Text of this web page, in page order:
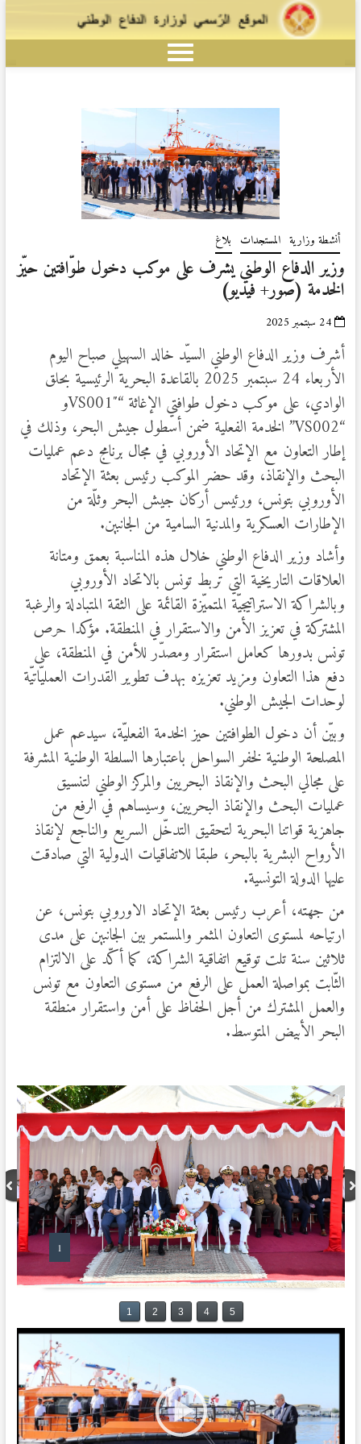
أنشطة وزارية المستجدات بلاغ
وزير الدفاع الوطني يشرف على موكب دخول طوّافتين حيّز
الخدمة (صور+ فيديو)
24 سبتمبر 2025
أشرف وزير الدفاع الوطني السيّد خالد السهيلي صباح اليوم
الأربعاء 24 سبتمبر 2025 بالقاعدة البحرية الرئيسية بحلق
الوادي، على موكب دخول طوافتي الإغاثة “VS001″و
“VS002” الخدمة الفعلية ضمن أسطول جيش البحر، وذلك في
إطار التعاون مع الإتحاد الأوروبي في مجال برنامج دعم عمليات
البحث والإنقاذ، وقد حضر الموكب رئيس بعثة الإتحاد
الأوروبي بتونس، ورئيس أركان جيش البحر وثلّة من
الإطارات العسكرية والمدنية السامية من الجانبين.
وأشاد وزير الدفاع الوطني خلال هذه المناسبة بعمق ومتانة
العلاقات التاريخية التي تربط تونس بالاتحاد الأوروبي
وبالشراكة الاستراتيجيّة المتميّزة القائمة على الثقة المتبادلة والرغبة
المشتركة في تعزيز الأمن والاستقرار في المنطقة. مؤكدا حرص
تونس بدورها كعامل استقرار ومصدّر للأمن في المنطقة، على
دفع هذا التعاون ومزيد تعزيزه بهدف تطوير القدرات العمليّاتيّة
لوحدات الجيش الوطني.
وبيّن أن دخول الطوافتين حيز الخدمة الفعليّة، سيدعم عمل
المصلحة الوطنية لخفر السواحل باعتبارها السلطة الوطنية المشرفة
على مجالي البحث والإنقاذ البحريين والمركز الوطني لتنسيق
عمليات البحث والإنقاذ البحريين، وسيساهم في الرفع من
جاهزية قواتنا البحرية لتحقيق التدخّل السريع والناجع لإنقاذ
الأرواح البشرية بالبحر، طبقا للاتفاقيات الدولية التي صادقت
عليها الدولة التونسية.
من جهته، أعرب رئيس بعثة الإتحاد الاوروبي بتونس، عن
ارتياحه لمستوى التعاون المثمر والمستمر بين الجانبين على مدى
ثلاثين سنة تلت توقيع اتفاقية الشراكة، كما أكّد على الالتزام
الثّابت بمواصلة العمل على الرفع من مستوى التعاون مع تونس
والعمل المشترك من أجل الحفاظ على أمن واستقرار منطقة
البحر الأبيض المتوسط.
1
1 2 3 4 5